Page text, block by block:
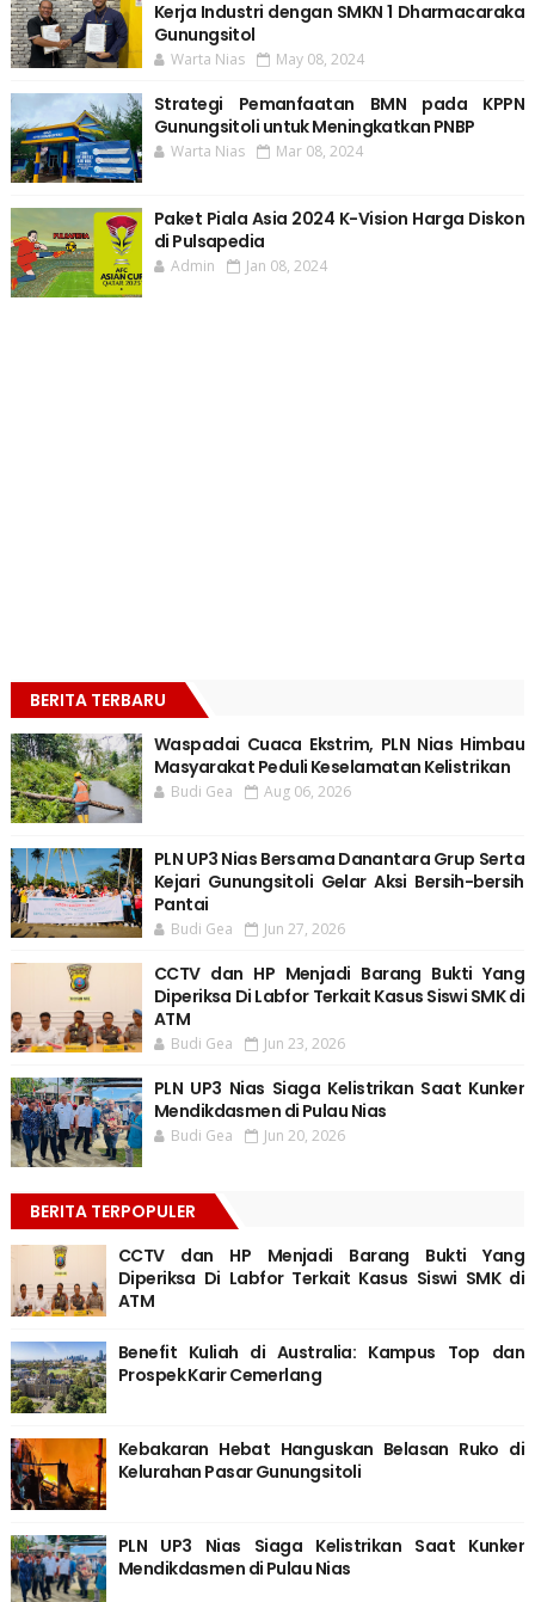
Kerja Industri dengan SMKN 1 Dharmacaraka
Gunungsitol
Warta Nias May 08, 2024
Strategi Pemanfaatan BMN pada KPPN
Gunungsitoli untuk Meningkatkan PNBP
Warta Nias Mar 08, 2024
Paket Piala Asia 2024 K-Vision Harga Diskon
di Pulsapedia
Admin Jan 08, 2024
BERITA TERBARU
Waspadai Cuaca Ekstrim, PLN Nias Himbau
Masyarakat Peduli Keselamatan Kelistrikan
Budi Gea Aug 06, 2026
PLN UP3 Nias Bersama Danantara Grup Serta
Kejari Gunungsitoli Gelar Aksi Bersih-bersih
Pantai
Budi Gea Jun 27, 2026
CCTV dan HP Menjadi Barang Bukti Yang
Diperiksa Di Labfor Terkait Kasus Siswi SMK di
ATM
Budi Gea Jun 23, 2026
PLN UP3 Nias Siaga Kelistrikan Saat Kunker
Mendikdasmen di Pulau Nias
Budi Gea Jun 20, 2026
BERITA TERPOPULER
CCTV dan HP Menjadi Barang Bukti Yang
Diperiksa Di Labfor Terkait Kasus Siswi SMK di
ATM
Benefit Kuliah di Australia: Kampus Top dan
Prospek Karir Cemerlang
Kebakaran Hebat Hanguskan Belasan Ruko di
Kelurahan Pasar Gunungsitoli
PLN UP3 Nias Siaga Kelistrikan Saat Kunker
Mendikdasmen di Pulau Nias